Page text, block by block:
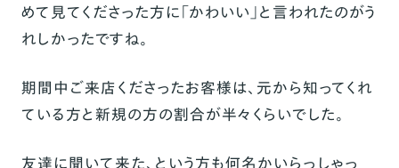
めて見てくださった方に「かわいい」と言われたのがう
れしかったですね。
期間中ご来店くださったお客様は、元から知ってくれ
ている方と新規の方の割合が半々くらいでした。
友達に聞いて来た、という方も何名かいらっしゃっ